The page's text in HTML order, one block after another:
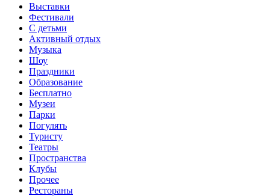
Выставки
Фестивали
С детьми
Активный отдых
Музыка
Шоу
Праздники
Образование
Бесплатно
Музеи
Парки
Погулять
Туристу
Театры
Пространства
Клубы
Прочее
Рестораны